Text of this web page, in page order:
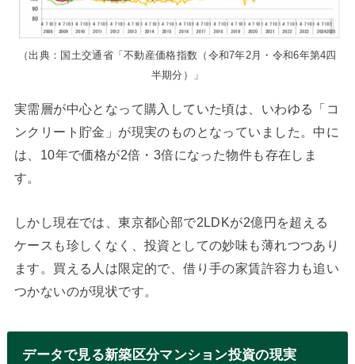
（出典：国土交通省「不動産価格指数（令和7年2月・令和6年第4四
半期分）」
実需層が中心となって購入していた頃は、いわゆる「コ
ンクリート貯金」が現実のものとなっていました。中に
は、10年で価格が2倍・3倍になった物件も存在しま
す。
しかし現在では、東京都心部で2LDKが2億円を超える
ケースも珍しくなく、投資としての妙味も薄れつつあり
ます。買える人は限定的で、借り手の家賃許容力も追い
つかないのが現状です。
データで見る新築区分マンション投資の現実